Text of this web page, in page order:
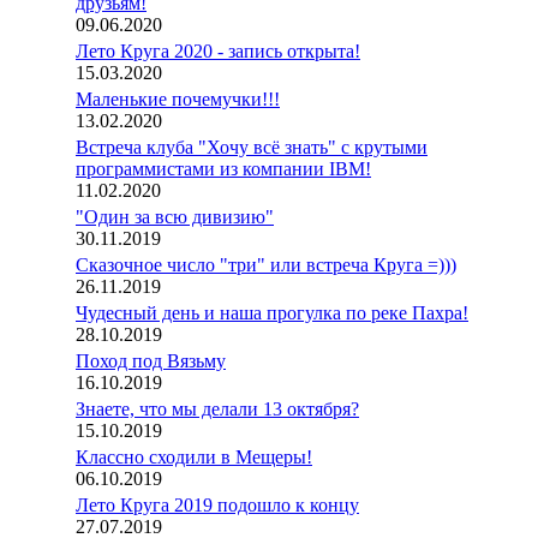
09.06.2020
Лето Круга 2020 - запись открыта!
15.03.2020
Маленькие почемучки!!!
13.02.2020
Встреча клуба "Хочу всё знать" с крутыми
программистами из компании IBM!
11.02.2020
"Один за всю дивизию"
30.11.2019
Сказочное число "три" или встреча Круга =)))
26.11.2019
Чудесный день и наша прогулка по реке Пахра!
28.10.2019
Поход под Вязьму
16.10.2019
Знаете, что мы делали 13 октября?
15.10.2019
Классно сходили в Мещеры!
06.10.2019
Лето Круга 2019 подошло к концу
27.07.2019